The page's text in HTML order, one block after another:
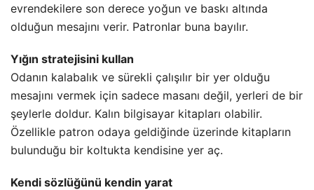
evrendekilere son derece yoğun ve baskı altında
olduğun mesajını verir. Patronlar buna bayılır.
Yığın stratejisini kullan
Odanın kalabalık ve sürekli çalışılır bir yer olduğu
mesajını vermek için sadece masanı değil, yerleri de bir
şeylerle doldur. Kalın bilgisayar kitapları olabilir.
Özellikle patron odaya geldiğinde üzerinde kitapların
bulunduğu bir koltukta kendisine yer aç.
Kendi sözlüğünü kendin yarat